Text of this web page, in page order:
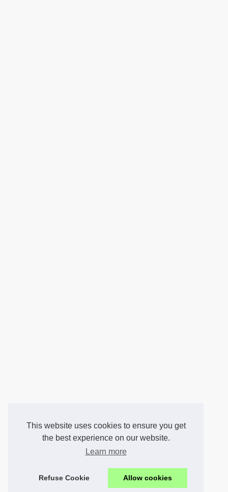
This website uses cookies to ensure you get
the best experience on our website.
Learn more
Refuse Cookie Allow cookies